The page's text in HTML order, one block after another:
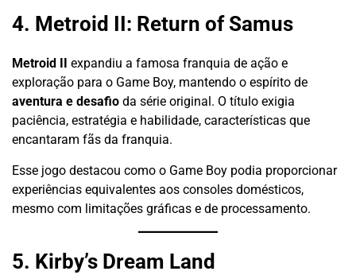
4. Metroid II: Return of Samus
Metroid II expandiu a famosa franquia de ação e
exploração para o Game Boy, mantendo o espírito de
aventura e desafio da série original. O título exigia
paciência, estratégia e habilidade, características que
encantaram fãs da franquia.
Esse jogo destacou como o Game Boy podia proporcionar
experiências equivalentes aos consoles domésticos,
mesmo com limitações gráficas e de processamento.
5. Kirby’s Dream Land